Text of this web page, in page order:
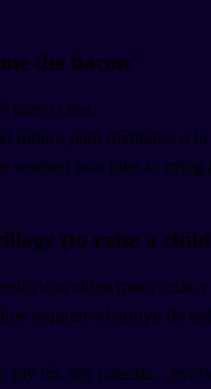
the bacon"
pan a casa.
dinero para mantener a
worked two jobs to bring
(to raise a
una aldea (para criar
requiere el apoyo de
my tío, my parents...